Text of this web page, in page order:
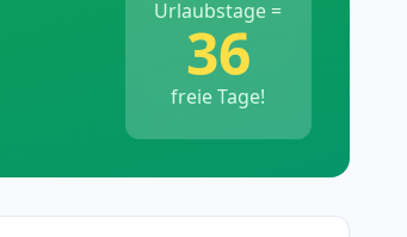
Urlaubstage =
36
freie Tage!